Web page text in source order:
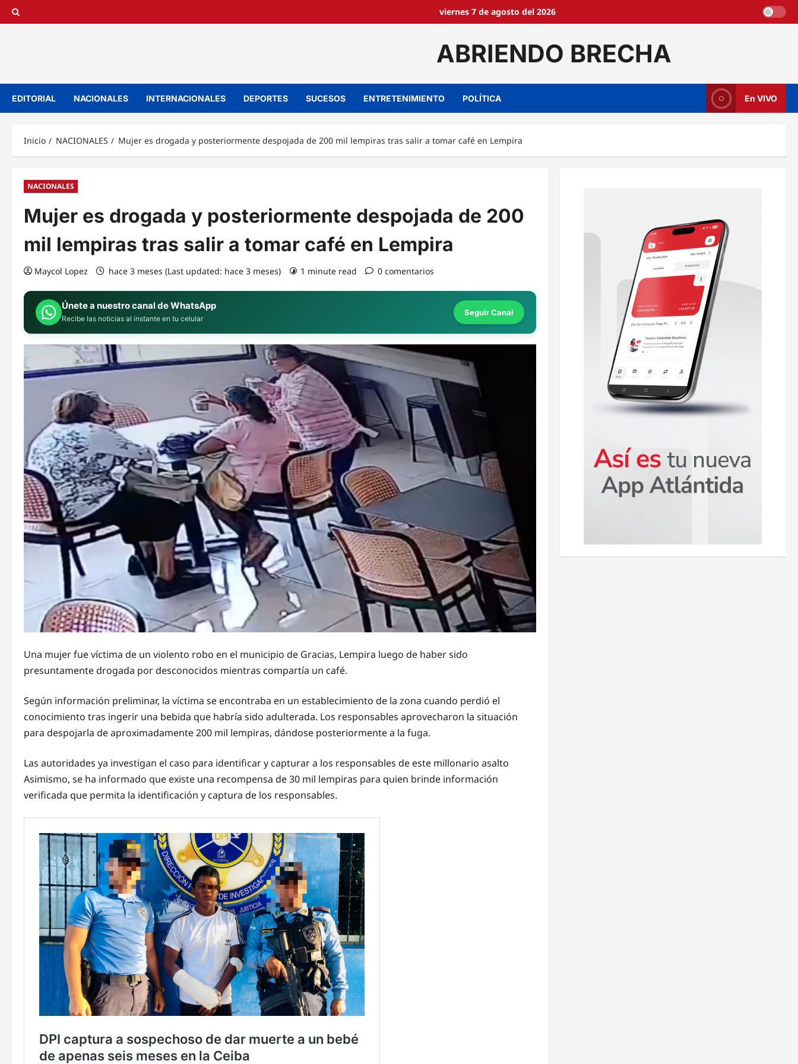
Saltar
viernes 7 de agosto del 2026
ABRIENDO BRECHA
EDITORIAL NACIONALES INTERNACIONALES DEPORTES SUCESOS ENTRETENIMIENTO POLÍTICA En VIVO
Inicio NACIONALES Mujer es drogada y posteriormente despojada de 200 mil lempiras tras salir a tomar café en Lempira
NACIONALES
Mujer es drogada y posteriormente despojada de 200
mil lempiras tras salir a tomar café en Lempira
Maycol Lopez hace 3 meses (Last updated: hace 3 meses) 1 minute read 0 comentarios
Únete a nuestro canal de WhatsApp
Recibe las noticias al instante en tu celular
Seguir Canal
Una mujer fue víctima de un violento robo en el municipio de Gracias, Lempira luego de haber sido
presuntamente drogada por desconocidos mientras compartía un café.
Según información preliminar, la víctima se encontraba en un establecimiento de la zona cuando perdió el
conocimiento tras ingerir una bebida que habría sido adulterada. Los responsables aprovecharon la situación
para despojarla de aproximadamente 200 mil lempiras, dándose posteriormente a la fuga.
Las autoridades ya investigan el caso para identificar y capturar a los responsables de este millonario asalto
Asimismo, se ha informado que existe una recompensa de 30 mil lempiras para quien brinde información
verificada que permita la identificación y captura de los responsables.